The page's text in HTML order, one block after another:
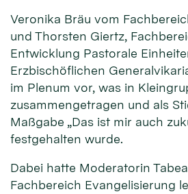
Veronika Bräu vom
und Thorsten Giertz,
Entwicklung Pastorale
Erzbischöflichen
im Plenum vor, was in
zusammengetragen und als
Maßgabe „Das ist mir auch
festgehalten wurde.
Dabei hatte Moderatorin
Fachbereich Evangelisierung